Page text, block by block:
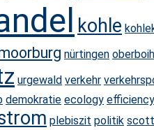
kohle
nürtingen
urgewald verkehr
demokratie ecology efficiency
plebiszit politik